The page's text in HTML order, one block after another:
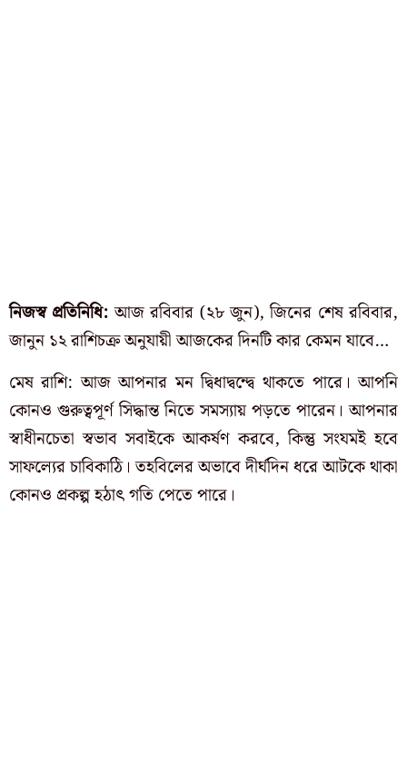
নিজস্ব প্রতিনিধি: আজ রবিবার (২৮ জুন), জিনের শেষ রবিবার,
জানুন ১২ রাশিচক্র অনুযায়ী আজকের দিনটি কার কেমন যাবে…
মেষ রাশি: আজ আপনার মন দ্বিধাদ্বন্দ্বে থাকতে পারে। আপনি
কোনও গুরুত্বপূর্ণ সিদ্ধান্ত নিতে সমস্যায় পড়তে পারেন। আপনার
স্বাধীনচেতা স্বভাব সবাইকে আকর্ষণ করবে, কিন্তু সংযমই হবে
সাফল্যের চাবিকাঠি। তহবিলের অভাবে দীর্ঘদিন ধরে আটকে থাকা
কোনও প্রকল্প হঠাৎ গতি পেতে পারে।